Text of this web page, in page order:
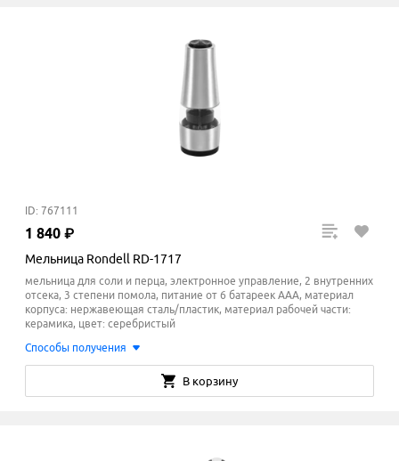
ID: 767111
1 840 ₽
Мельница Rondell RD-1717
мельница для соли и перца, электронное управление, 2 внутренних
отсека, 3 степени помола, питание от 6 батареек ААА, материал
корпуса: нержавеющая сталь/пластик, материал рабочей части:
керамика, цвет: серебристый
Способы получения
В корзину